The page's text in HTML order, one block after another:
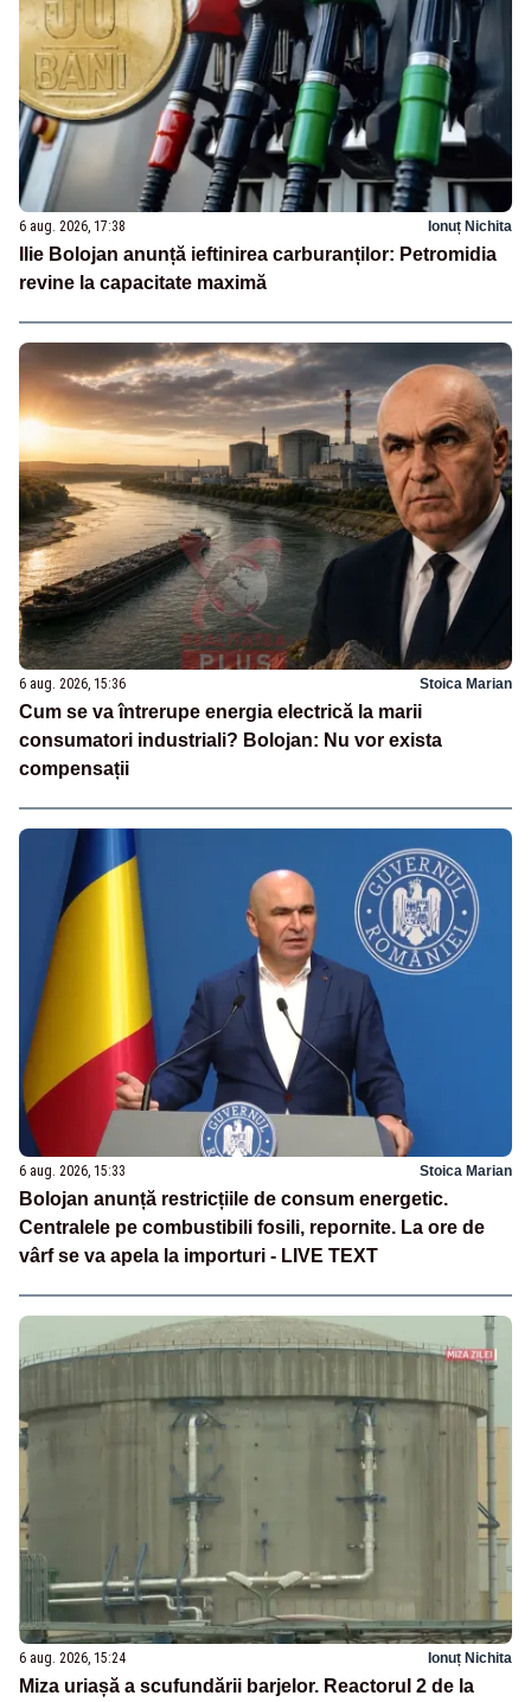
6 aug. 2026, 17:38 Ionuț Nichita
Ilie Bolojan anunță ieftinirea carburanților: Petromidia
revine la capacitate maximă
6 aug. 2026, 15:36 Stoica Marian
Cum se va întrerupe energia electrică la marii
consumatori industriali? Bolojan: Nu vor exista
compensații
6 aug. 2026, 15:33 Stoica Marian
Bolojan anunță restricțiile de consum energetic.
Centralele pe combustibili fosili, repornite. La ore de
vârf se va apela la importuri - LIVE TEXT
6 aug. 2026, 15:24 Ionuț Nichita
Miza uriașă a scufundării barjelor. Reactorul 2 de la